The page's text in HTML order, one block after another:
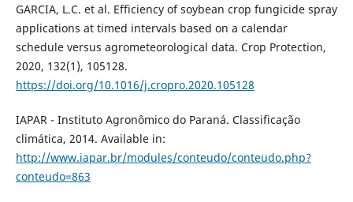
GARCIA, L.C. et al. Efficiency of soybean crop fungicide spray
applications at timed intervals based on a calendar
schedule versus agrometeorological data. Crop Protection,
2020, 132(1), 105128.
https://doi.org/10.1016/j.cropro.2020.105128
IAPAR - Instituto Agronômico do Paraná. Classificação
climática, 2014. Available in:
http://www.iapar.br/modules/conteudo/conteudo.php?
conteudo=863